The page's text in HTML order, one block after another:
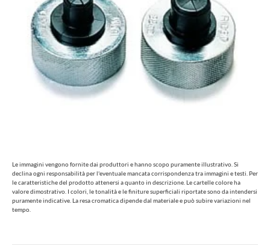
Le immagini vengono fornite dai produttori e hanno scopo puramente illustrativo. Si
declina ogni responsabilità per l'eventuale mancata corrispondenza tra immagini e testi. Per
le caratteristiche del prodotto attenersi a quanto in descrizione. Le cartelle colore ha
valore dimostrativo. I colori, le tonalità e le finiture superficiali riportate sono da intendersi
puramente indicative. La resa cromatica dipende dal materiale e può subire variazioni nel
tempo.